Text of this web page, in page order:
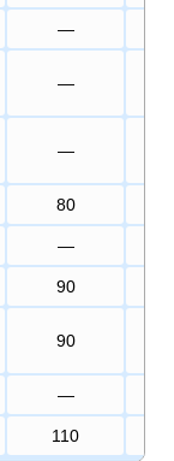
—
—
—
80
—
90
90
—
110